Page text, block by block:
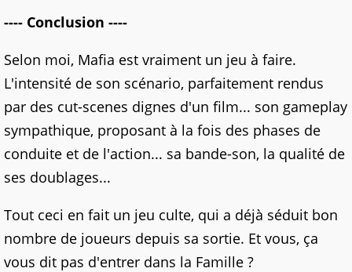
---- Conclusion ----
Selon moi, Mafia est vraiment un jeu à faire.
L'intensité de son scénario, parfaitement rendus
par des cut-scenes dignes d'un film... son gameplay
sympathique, proposant à la fois des phases de
conduite et de l'action... sa bande-son, la qualité de
ses doublages...
Tout ceci en fait un jeu culte, qui a déjà séduit bon
nombre de joueurs depuis sa sortie. Et vous, ça
vous dit pas d'entrer dans la Famille ?